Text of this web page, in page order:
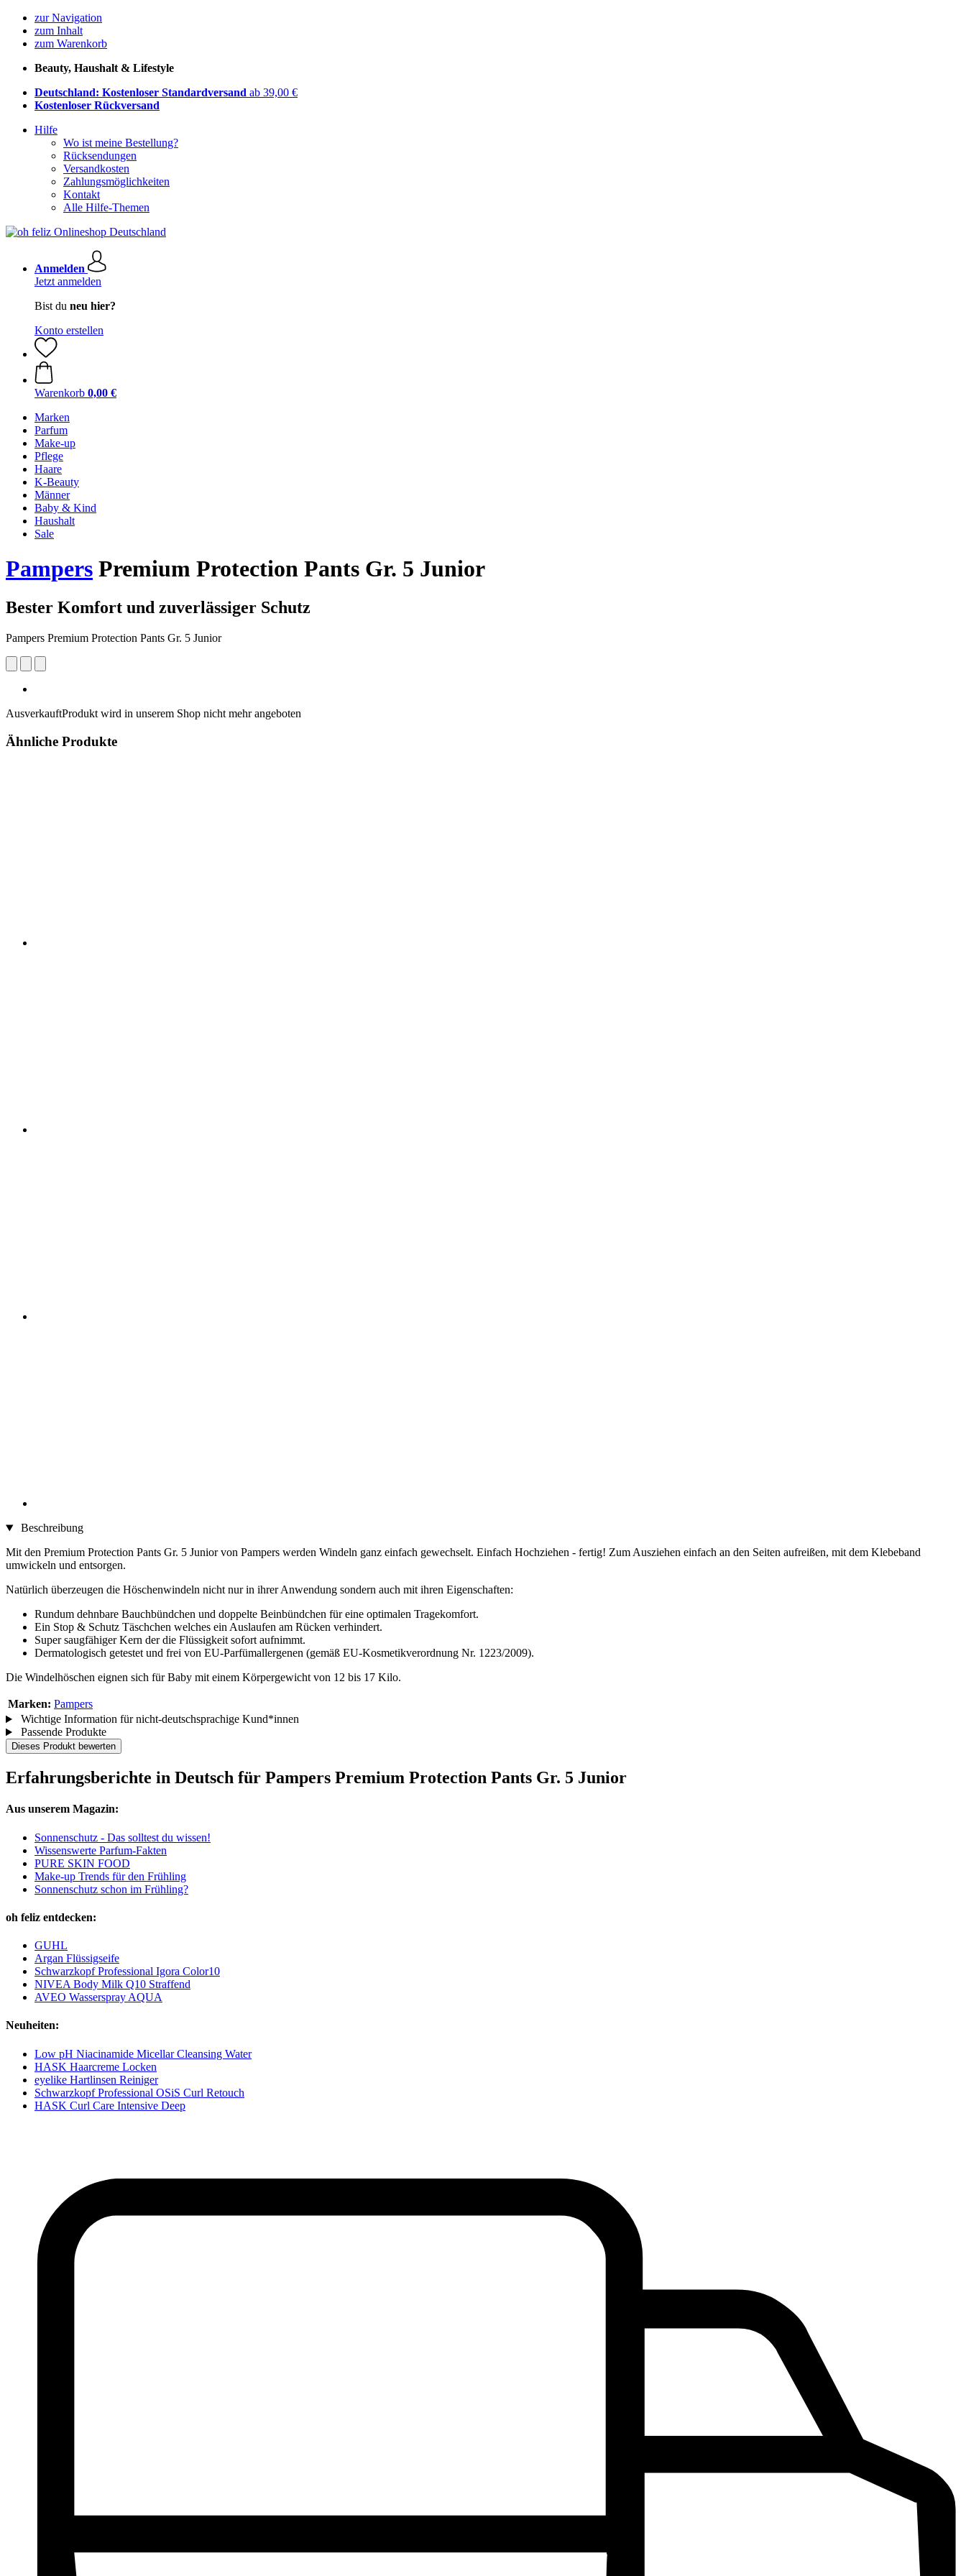
zur Navigation
zum Inhalt
zum Warenkorb
Beauty, Haushalt & Lifestyle
Deutschland: Kostenloser Standardversand ab 39,00 €
Kostenloser Rückversand
Hilfe
Wo ist meine Bestellung?
Rücksendungen
Versandkosten
Zahlungsmöglichkeiten
Kontakt
Alle Hilfe-Themen
Anmelden
Jetzt anmelden
Bist du neu hier?
Konto erstellen
Warenkorb 0,00 €
Marken
Parfum
Make-up
Pflege
Haare
K-Beauty
Männer
Baby & Kind
Haushalt
Sale
Pampers Premium Protection Pants Gr. 5 Junior
Bester Komfort und zuverlässiger Schutz
Pampers Premium Protection Pants Gr. 5 Junior
AusverkauftProdukt wird in unserem Shop nicht mehr angeboten
Ähnliche Produkte
Beschreibung
Mit den Premium Protection Pants Gr. 5 Junior von Pampers werden Windeln ganz einfach gewechselt. Einfach Hochziehen - fertig! Zum Ausziehen einfach an den Seiten aufreißen, mit dem Klebeband
umwickeln und entsorgen.
Natürlich überzeugen die Höschenwindeln nicht nur in ihrer Anwendung sondern auch mit ihren Eigenschaften:
Rundum dehnbare Bauchbündchen und doppelte Beinbündchen für eine optimalen Tragekomfort.
Ein Stop & Schutz Täschchen welches ein Auslaufen am Rücken verhindert.
Super saugfähiger Kern der die Flüssigkeit sofort aufnimmt.
Dermatologisch getestet und frei von EU-Parfümallergenen (gemäß EU-Kosmetikverordnung Nr. 1223/2009).
Die Windelhöschen eignen sich für Baby mit einem Körpergewicht von 12 bis 17 Kilo.
Marken: Pampers
Wichtige Information für nicht-deutschsprachige Kund*innen
Passende Produkte
Dieses Produkt bewerten
Erfahrungsberichte in Deutsch für Pampers Premium Protection Pants Gr. 5 Junior
Aus unserem Magazin:
Sonnenschutz - Das solltest du wissen!
Wissenswerte Parfum-Fakten
PURE SKIN FOOD
Make-up Trends für den Frühling
Sonnenschutz schon im Frühling?
oh feliz entdecken:
GUHL
Argan Flüssigseife
Schwarzkopf Professional Igora Color10
NIVEA Body Milk Q10 Straffend
AVEO Wasserspray AQUA
Neuheiten:
Low pH Niacinamide Micellar Cleansing Water
HASK Haarcreme Locken
eyelike Hartlinsen Reiniger
Schwarzkopf Professional OSiS Curl Retouch
HASK Curl Care Intensive Deep